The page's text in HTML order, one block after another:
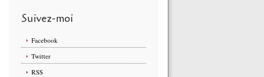
Suivez-moi
Facebook
Twitter
RSS